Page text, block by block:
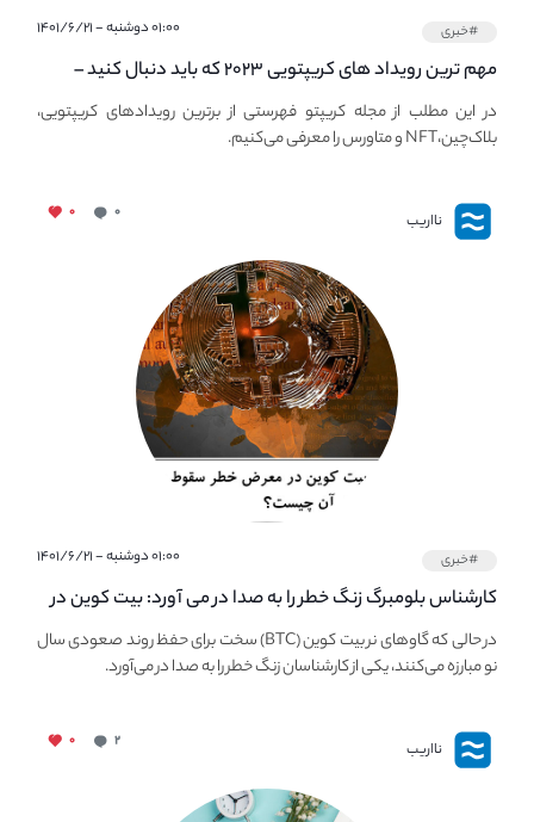
#خبری ۰۱:۰۰ دوشنبه - ۱۴۰۱/۶/۲۱
مهم ترین رویداد های کریپتویی ۲۰۲۳ که باید دنبال کنید –
معرفی بهترین رویداد های جهانی
در این مطلب از مجله کریپتو فهرستی از برترین رویدادهای کریپتویی،
بلاک‌چین،NFT و متاورس را معرفی می‌کنیم.
نااریب ۰ ۰
#خبری ۰۱:۰۰ دوشنبه - ۱۴۰۱/۶/۲۱
کارشناس بلومبرگ زنگ خطر را به صدا در می آورد: بیت کوین در
معرض خطر سقوط بزرگ است - دلیل آن چیست؟در حالی که گاوهای نر بیت کوین (BTC) سخت برای حفظ روند صعودی سال
نو مبارزه می‌کنند، یکی از کارشناسان زنگ خطر را به صدا در می‌آورد.
نااریب ۲ ۰